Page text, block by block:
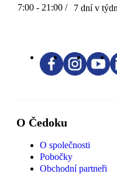
7:00 - 21:00 / 7 dní v
O Čedoku
O společnosti
Pobočky
Obchodní partneři